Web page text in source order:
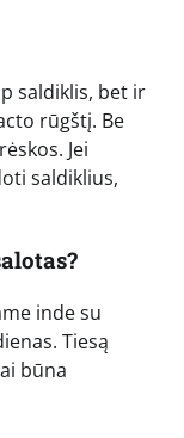
saldiklis, bet ir
rūgštį. Be
Jei
saldiklius,
inde su
Tiesą
būna